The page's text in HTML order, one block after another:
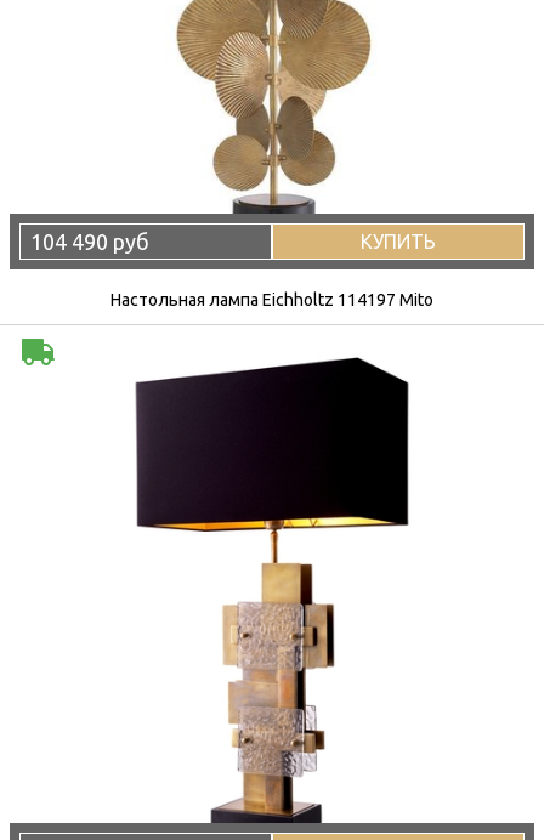
104 490 руб КУПИТЬ
Настольная лампа Eichholtz 114197 Mito